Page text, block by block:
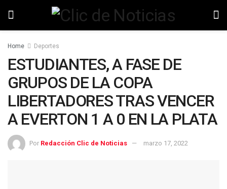
Home Deportes
ESTUDIANTES, A FASE DE
GRUPOS DE LA COPA
LIBERTADORES TRAS VENCER
A EVERTON 1 A 0 EN LA PLATA
Por Redacción Clic de Noticias marzo 17, 2022